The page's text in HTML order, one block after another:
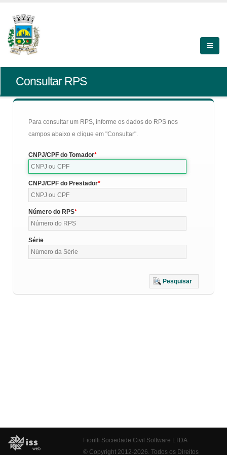
Consultar RPS
Para consultar um RPS, informe os dados do RPS nos
campos abaixo e clique em "Consultar".
CNPJ/CPF do Tomador
CNPJ/CPF do Prestador
Número do RPS
Série
Pesquisar
Fiorilli Sociedade Civil Software LTDA
© Copyright 2012-2026. Todos os Direitos